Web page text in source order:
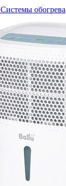
Системы обогрева